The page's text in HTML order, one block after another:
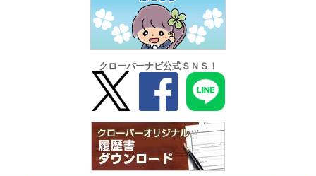
クローバーナビ公式ＳＮＳ！